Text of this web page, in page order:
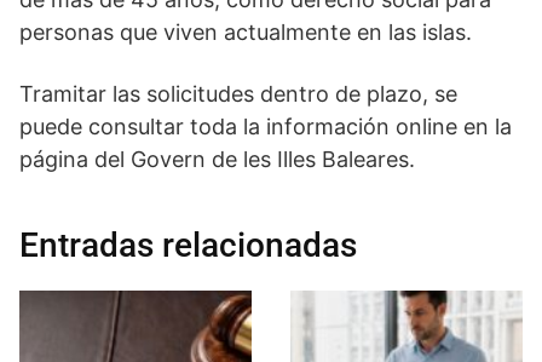
personas que viven actualmente en las islas.
Tramitar las solicitudes dentro de plazo, se
puede consultar toda la información online en la
página del Govern de les Illes Baleares.
Entradas relacionadas